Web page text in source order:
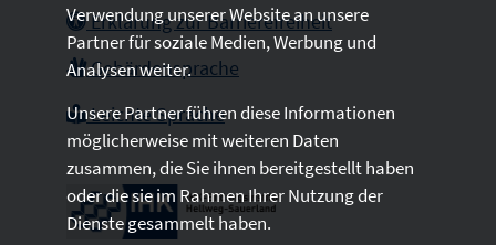
Erklärung zur Barrierefreiheit
Gebärdensprache
Leichte Sprache
Verwendung unserer Website an unsere
Partner für soziale Medien, Werbung und
Analysen weiter.
Unsere Partner führen diese Informationen
möglicherweise mit weiteren Daten
zusammen, die Sie ihnen bereitgestellt haben
oder die sie im Rahmen Ihrer Nutzung der
Dienste gesammelt haben.